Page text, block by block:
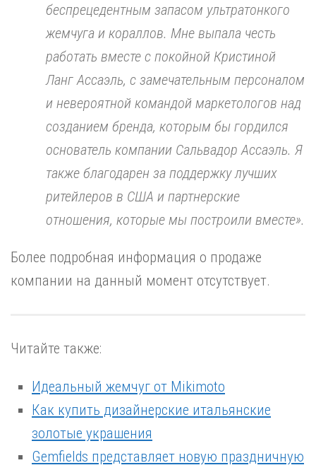
беспрецедентным запасом ультратонкого
жемчуга и кораллов. Мне выпала честь
работать вместе с покойной Кристиной
Ланг Ассаэль, с замечательным персоналом
и невероятной командой маркетологов над
созданием бренда, которым бы гордился
основатель компании Сальвадор Ассаэль. Я
также благодарен за поддержку лучших
ритейлеров в США и партнерские
отношения, которые мы построили вместе».
Более подробная информация о продаже
компании на данный момент отсутствует.
Читайте также:
Идеальный жемчуг от Mikimoto
Как купить дизайнерские итальянские
золотые украшения
Gemfields представляет новую праздничную